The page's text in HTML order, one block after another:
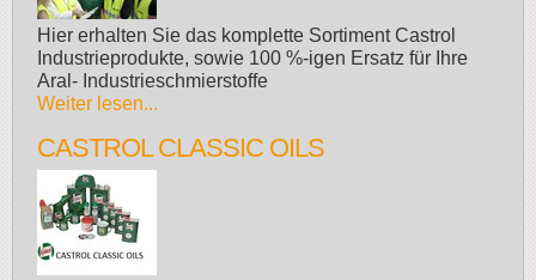
Hier erhalten Sie das komplette Sortiment Castrol
Industrieprodukte, sowie 100 %-igen Ersatz für Ihre
Aral- Industrieschmierstoffe
Weiter lesen...
CASTROL CLASSIC OILS